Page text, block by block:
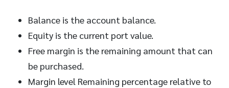
Balance is the account balance.
Equity is the current port value.
Free margin is the remaining amount that can
be purchased.
Margin level Remaining percentage relative to